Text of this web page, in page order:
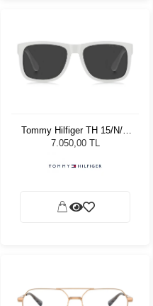
Tommy Hilfiger TH 15/N/S
6HTIR - 56 Erkek Güneş
Gözlüğü
7.050,00 TL